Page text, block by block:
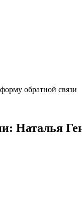
обратной связи
Наталья